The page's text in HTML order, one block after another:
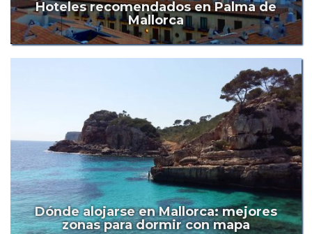
Hoteles recomendados en Palma de
Mallorca
Dónde alojarse en Mallorca: mejores
zonas para dormir con mapa